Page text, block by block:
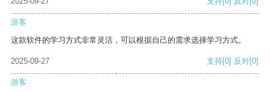
游客
这款软件的学习方式非常灵活，可以根据自己的需求选择学习方式。
2025-09-27 支持[0] 反对[0]
游客